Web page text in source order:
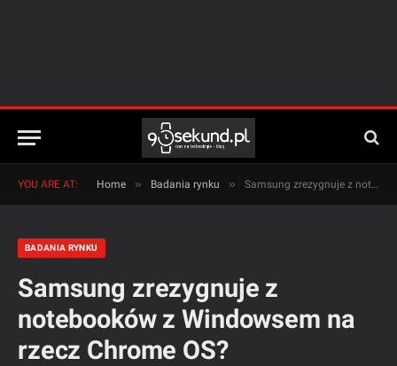
YOU ARE AT: Home » Badania rynku » Samsung zrezygnuje z notebooków z Windowsem na rzecz Chrome OS?
BADANIA RYNKU
Samsung zrezygnuje z
notebooków z Windowsem na
rzecz Chrome OS?